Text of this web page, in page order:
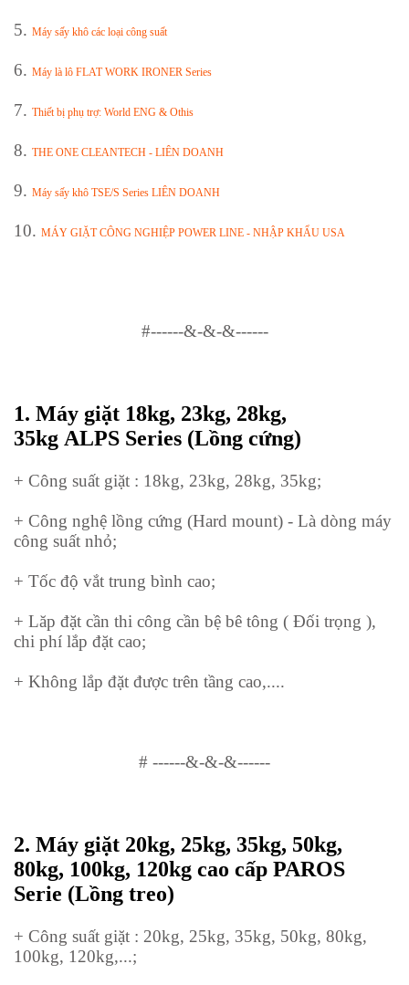
5. Máy sấy khô các loại công suất
6. Máy là lô FLAT WORK IRONER Series
7. Thiết bị phụ trợ: World ENG & Othis
8. THE ONE CLEANTECH - LIÊN DOANH
9. Máy sấy khô TSE/S Series LIÊN DOANH
10. MÁY GIẶT CÔNG NGHIỆP POWER LINE - NHẬP KHẨU USA
#------&-&-&------
1. Máy giặt 18kg, 23kg, 28kg,
35kg ALPS Series (Lồng cứng)
+ Công suất giặt : 18kg, 23kg, 28kg, 35kg;
+ Công nghệ lồng cứng (Hard mount) - Là dòng máy
công suất nhỏ;
+ Tốc độ vắt trung bình cao;
+ Lăp đặt cần thi công cần bệ bê tông ( Đối trọng ),
chi phí lắp đặt cao;
+ Không lắp đặt được trên tầng cao,....
# ------&-&-&------
2. Máy giặt 20kg, 25kg, 35kg, 50kg,
80kg, 100kg, 120kg cao cấp PAROS
Serie (Lồng treo)
+ Công suất giặt : 20kg, 25kg, 35kg, 50kg, 80kg,
100kg, 120kg,...;